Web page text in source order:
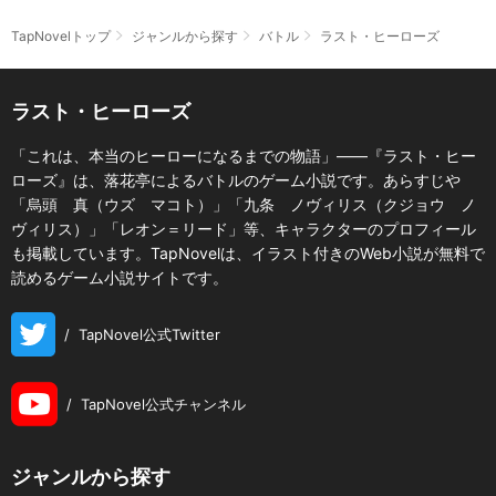
TapNovelトップ ジャンルから探す バトル ラスト・ヒーローズ
ラスト・ヒーローズ
「これは、本当のヒーローになるまでの物語」――『ラスト・ヒー
ローズ』は、落花亭によるバトルのゲーム小説です。あらすじや
「烏頭 真（ウズ マコト）」「九条 ノヴィリス（クジョウ ノ
ヴィリス）」「レオン＝リード」等、キャラクターのプロフィール
も掲載しています。TapNovelは、イラスト付きのWeb小説が無料で
読めるゲーム小説サイトです。
/ TapNovel公式Twitter
/ TapNovel公式チャンネル
ジャンルから探す